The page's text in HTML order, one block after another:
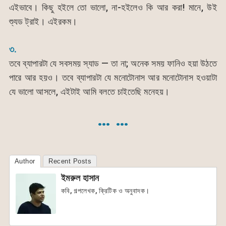
এইভাবে। কিছু হইলে তো ভালো, না-হইলেও কি আর করা! মানে, উই
শ্যুড ট্রাই। এইরকম।
৩.
তবে ব্যাপারটা যে সবসময় স্যাড — তা না; অনেক সময় ফানিও হয়া উঠতে
পারে আর হয়ও। তবে ব্যাপারটা যে মনোটোনাস আর মনোটোনাস হওয়াটা
যে ভালো আসলে, এইটাই আমি বলতে চাইতেছি মনেহয়।
… …
Author Recent Posts
ইমরুল হাসান
কবি, গল্পলেখক, ক্রিটিক ও অনুবাদক।